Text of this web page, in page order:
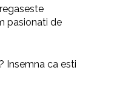
pasionati de
? Insemna ca esti